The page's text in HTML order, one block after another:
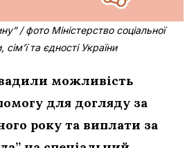
/ фото Міністерство соціальної
сім’ї та єдності України
можливість
для догляду за
року та виплати за